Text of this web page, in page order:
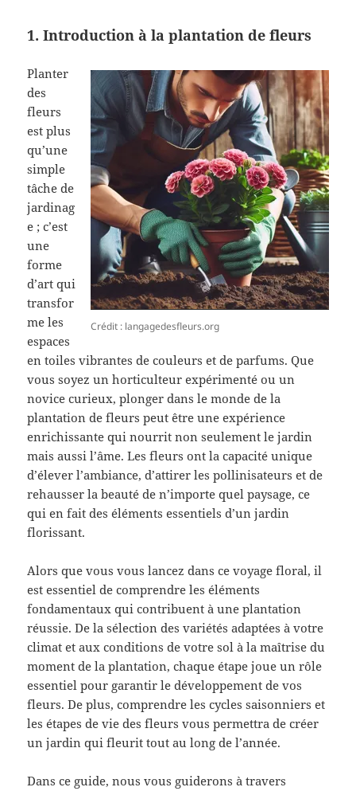
1. Introduction à la plantation de fleurs
Crédit : langagedesfleurs.org
Planter
des
fleurs
est plus
qu’une
simple
tâche de
jardinag
e ; c’est
une
forme
d’art qui
transfor
me les
espaces
en toiles vibrantes de couleurs et de parfums. Que
vous soyez un horticulteur expérimenté ou un
novice curieux, plonger dans le monde de la
plantation de fleurs peut être une expérience
enrichissante qui nourrit non seulement le jardin
mais aussi l’âme. Les fleurs ont la capacité unique
d’élever l’ambiance, d’attirer les pollinisateurs et de
rehausser la beauté de n’importe quel paysage, ce
qui en fait des éléments essentiels d’un jardin
florissant.
Alors que vous vous lancez dans ce voyage floral, il
est essentiel de comprendre les éléments
fondamentaux qui contribuent à une plantation
réussie. De la sélection des variétés adaptées à votre
climat et aux conditions de votre sol à la maîtrise du
moment de la plantation, chaque étape joue un rôle
essentiel pour garantir le développement de vos
fleurs. De plus, comprendre les cycles saisonniers et
les étapes de vie des fleurs vous permettra de créer
un jardin qui fleurit tout au long de l’année.
Dans ce guide, nous vous guiderons à travers